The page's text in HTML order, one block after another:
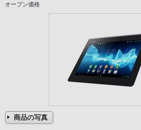
オープン価格
商品の写真